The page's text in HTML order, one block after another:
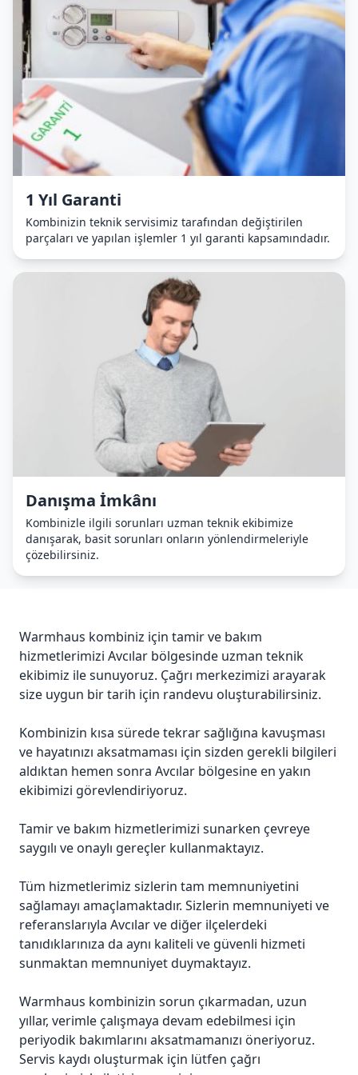
1 Yıl Garanti
Kombinizin teknik servisimiz tarafından değiştirilen
parçaları ve yapılan işlemler 1 yıl garanti kapsamındadır.
Danışma İmkânı
Kombinizle ilgili sorunları uzman teknik ekibimize
danışarak, basit sorunları onların yönlendirmeleriyle
çözebilirsiniz.
Warmhaus kombiniz için tamir ve bakım
hizmetlerimizi Avcılar bölgesinde uzman teknik
ekibimiz ile sunuyoruz. Çağrı merkezimizi arayarak
size uygun bir tarih için randevu oluşturabilirsiniz.
Kombinizin kısa sürede tekrar sağlığına kavuşması
ve hayatınızı aksatmaması için sizden gerekli bilgileri
aldıktan hemen sonra Avcılar bölgesine en yakın
ekibimizi görevlendiriyoruz.
Tamir ve bakım hizmetlerimizi sunarken çevreye
saygılı ve onaylı gereçler kullanmaktayız.
Tüm hizmetlerimiz sizlerin tam memnuniyetini
sağlamayı amaçlamaktadır. Sizlerin memnuniyeti ve
referanslarıyla Avcılar ve diğer ilçelerdeki
tanıdıklarınıza da aynı kaliteli ve güvenli hizmeti
sunmaktan memnuniyet duymaktayız.
Warmhaus kombinizin sorun çıkarmadan, uzun
yıllar, verimle çalışmaya devam edebilmesi için
periyodik bakımlarını aksatmamanızı öneriyoruz.
Servis kaydı oluşturmak için lütfen çağrı